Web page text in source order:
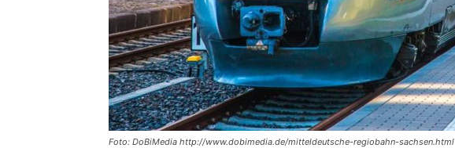
Foto: DoBiMedia http://www.dobimedia.de/mitteldeutsche-regiobahn-sachsen.html